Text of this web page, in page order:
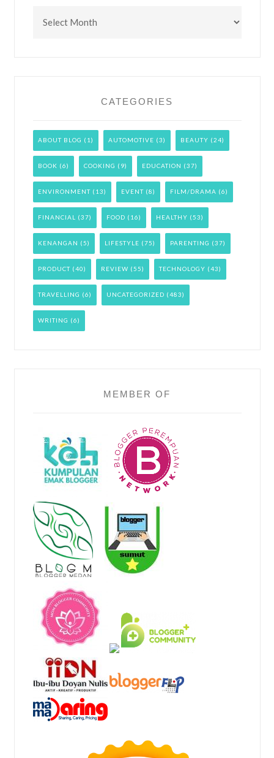
CATEGORIES
ABOUT BLOG (1) AUTOMOTIVE (3) BEAUTY (24)
BOOK (6) COOKING (9) EDUCATION (37)
ENVIRONMENT(13) EVENT(8) FILM/DRAMA (6)
FINANCIAL (37) FOOD (16) HEALTHY (53)
KENANGAN (5) LIFESTYLE (75) PARENTING (37)
PRODUCT(40) REVIEW (55) TECHNOLOGY (43)
TRAVELLING (6) UNCATEGORIZED (483)
WRITING (6)
MEMBER OF